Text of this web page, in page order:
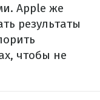
Apple же
результаты
чтобы не